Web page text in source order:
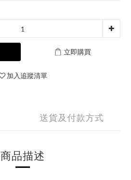
立即購買
加入追蹤清單
送貨及付款方式
商品描述